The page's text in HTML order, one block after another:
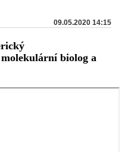
09.05.2020 14:15
biolog a